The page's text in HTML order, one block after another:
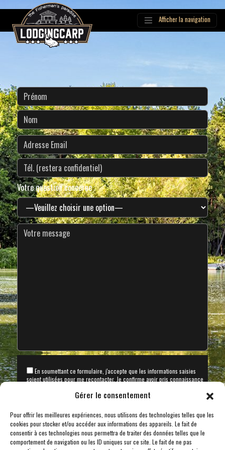
Gérer le consentement
Pour offrir les meilleures expériences, nous utilisons des technologies telles que les
cookies pour stocker et/ou accéder aux informations des appareils. Le fait de
consentir à ces technologies nous permettra de traiter des données telles que le
comportement de navigation ou les ID uniques sur ce site. Le fait de ne pas
Main
Navigation
Afficher la navigation
Votre question concerne :
En soumettant ce formulaire, j'accepte que les informations saisies
soient utilisées pour me recontacter. Je confirme avoir pris connaissance
soient utilisées, exploitées, traitées dans le cadre d'une relation
commerciale